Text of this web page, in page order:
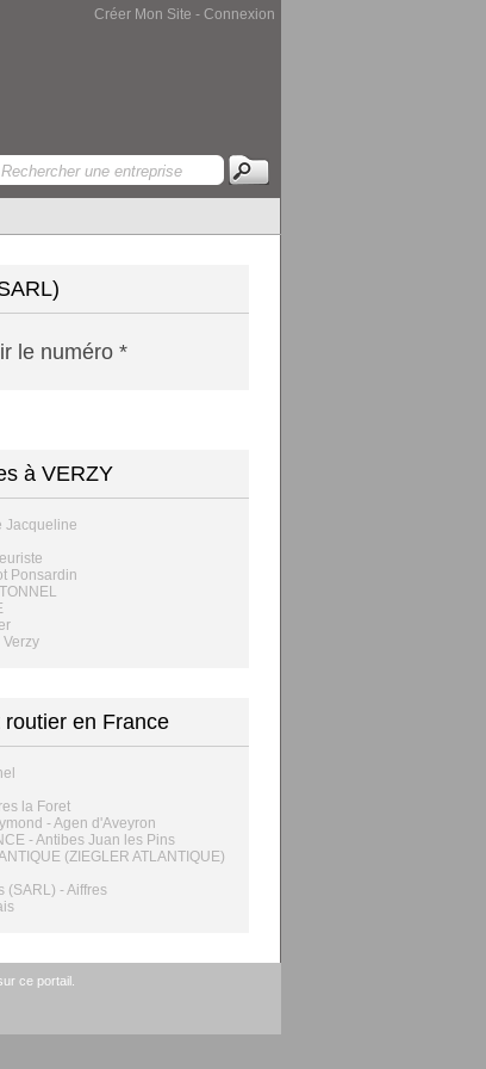
Créer Mon Site - Connexion
le numéro *
à VERZY
Jacqueline
Ponsardin
Verzy
routier en France
la Foret
- Agen d'Aveyron
- Antibes Juan les Pins
(ZIEGLER ATLANTIQUE)
(SARL) - Aiffres
ce portail.